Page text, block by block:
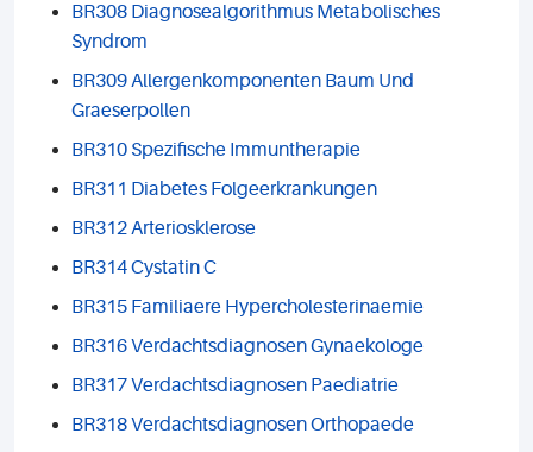
BR308 Diagnosealgorithmus Metabolisches
Syndrom
BR309 Allergenkomponenten Baum Und
Graeserpollen
BR310 Spezifische Immuntherapie
BR311 Diabetes Folgeerkrankungen
BR312 Arteriosklerose
BR314 Cystatin C
BR315 Familiaere Hypercholesterinaemie
BR316 Verdachtsdiagnosen Gynaekologe
BR317 Verdachtsdiagnosen Paediatrie
BR318 Verdachtsdiagnosen Orthopaede